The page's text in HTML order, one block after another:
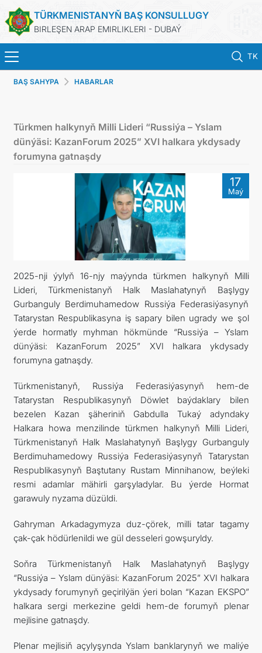
TÜRKMENISTANYŇ BAŞ KONSULLUGY
BIRLEŞEN ARAP EMIRLIKLERI - DUBAÝ
TK
CONSULAR SERVICES
CONTACT US
MFA
BAŞ SAHYPA HABARLAR
Türkmen halkynyň Milli Lideri “Russiýa – Yslam
dünýäsi: KazanForum 2025” XVI halkara ykdysady
forumyna gatnaşdy
17
Maý
2025-nji ýylyň 16-njy maýynda türkmen halkynyň Milli
Lideri, Türkmenistanyň Halk Maslahatynyň Başlygy
Gurbanguly Berdimuhamedow Russiýa Federasiýasynyň
Tatarystan Respublikasyna iş sapary bilen ugrady we şol
ýerde hormatly myhman hökmünde “Russiýa – Yslam
dünýäsi: KazanForum 2025” XVI halkara ykdysady
forumyna gatnaşdy.
Türkmenistanyň, Russiýa Federasiýasynyň hem-de
Tatarystan Respublikasynyň Döwlet baýdaklary bilen
bezelen Kazan şäheriniň Gabdulla Tukaý adyndaky
Halkara howa menzilinde türkmen halkynyň Milli Lideri,
Türkmenistanyň Halk Maslahatynyň Başlygy Gurbanguly
Berdimuhamedowy Russiýa Federasiýasynyň Tatarystan
Respublikasynyň Baştutany Rustam Minnihanow, beýleki
resmi adamlar mähirli garşyladylar. Bu ýerde Hormat
garawuly nyzama düzüldi.
Gahryman Arkadagymyza duz-çörek, milli tatar tagamy
çak-çak hödürlenildi we gül desseleri gowşuryldy.
Soňra Türkmenistanyň Halk Maslahatynyň Başlygy
“Russiýa – Yslam dünýäsi: KazanForum 2025” XVI halkara
ykdysady forumynyň geçirilýän ýeri bolan “Kazan EKSPO”
halkara sergi merkezine geldi hem-de forumyň plenar
mejlisine gatnaşdy.
Plenar mejlisiň açylyşynda Yslam banklarynyň we maliýe